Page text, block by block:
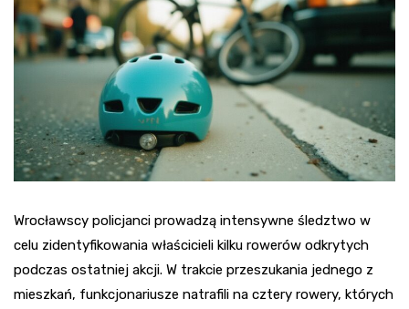
Wrocławscy policjanci prowadzą intensywne śledztwo w
celu zidentyfikowania właścicieli kilku rowerów odkrytych
podczas ostatniej akcji. W trakcie przeszukania jednego z
mieszkań, funkcjonariusze natrafili na cztery rowery, których